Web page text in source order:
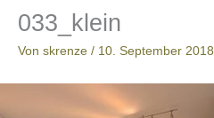
033_klein
Von skrenze / 10. September 2018